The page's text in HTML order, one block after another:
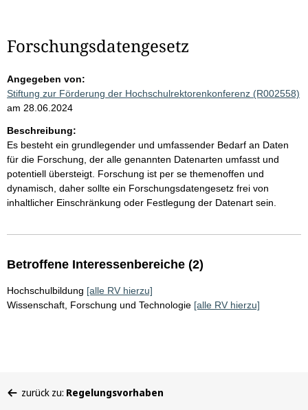
Forschungsdatengesetz
Angegeben von:
Stiftung zur Förderung der Hochschulrektorenkonferenz (R002558)
am 28.06.2024
Beschreibung:
Es besteht ein grundlegender und umfassender Bedarf an Daten
für die Forschung, der alle genannten Datenarten umfasst und
potentiell übersteigt. Forschung ist per se themenoffen und
dynamisch, daher sollte ein Forschungsdatengesetz frei von
inhaltlicher Einschränkung oder Festlegung der Datenart sein.
Betroffene Interessenbereiche (2)
Hochschulbildung [alle RV hierzu]
Wissenschaft, Forschung und Technologie [alle RV hierzu]
befinden
zurück zu: Regelungsvorhaben